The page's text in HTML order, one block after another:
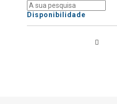
Disponibilidade